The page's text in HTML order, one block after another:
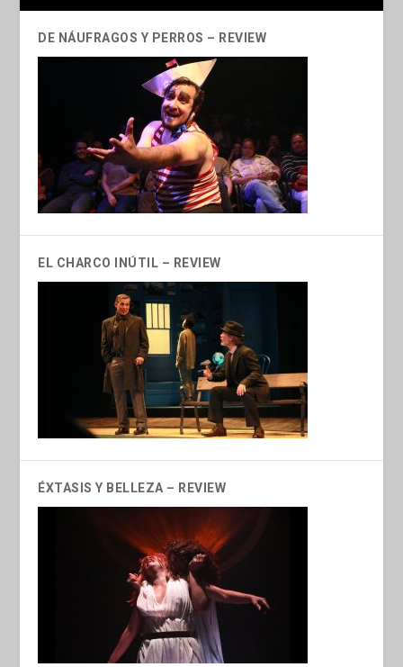
DE NÁUFRAGOS Y PERROS – REVIEW
EL CHARCO INÚTIL – REVIEW
ÉXTASIS Y BELLEZA – REVIEW